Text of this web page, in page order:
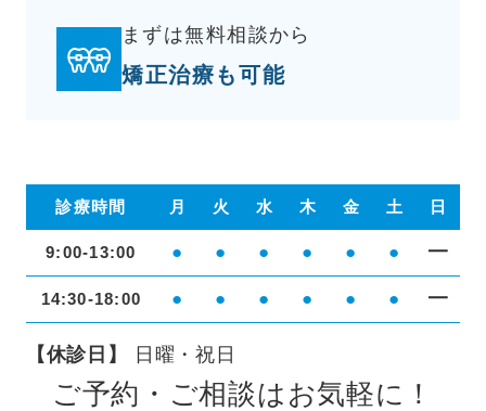
まずは無料相談から
矯正治療も可能
診療時間 月 火 水 木 金 土 日
9:00-13:00 ● ● ● ● ● ● ━
14:30-18:00 ● ● ● ● ● ● ━
【休診日】 日曜・祝日
ご予約・ご相談はお気軽に！